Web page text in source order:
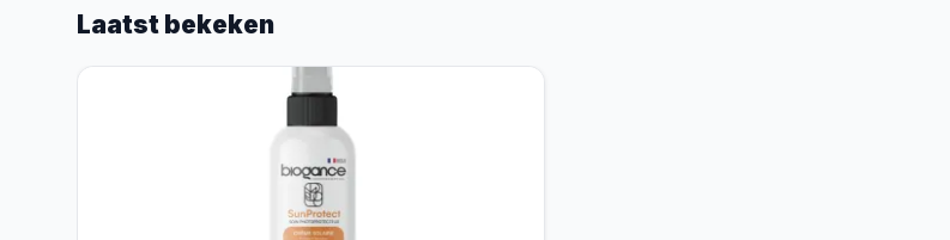
Laatst bekeken